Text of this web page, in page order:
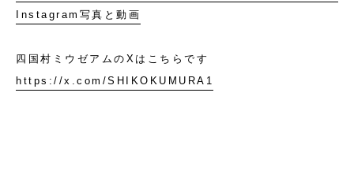
Instagram写真と動画
四国村ミウゼアムのXはこちらです
https://x.com/SHIKOKUMURA1